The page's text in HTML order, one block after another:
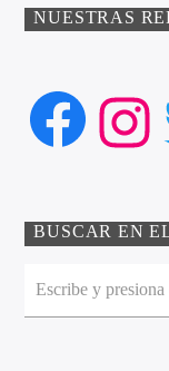
NUESTRAS
BUSCAR EN